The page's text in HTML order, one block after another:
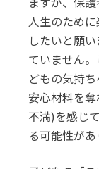
人生のため
したいと願
ていません
どもの気持
安心材料を
不満)を感じ
る可能性があ